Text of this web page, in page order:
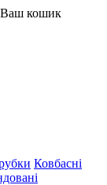
Ваш кошик
Ковбасні